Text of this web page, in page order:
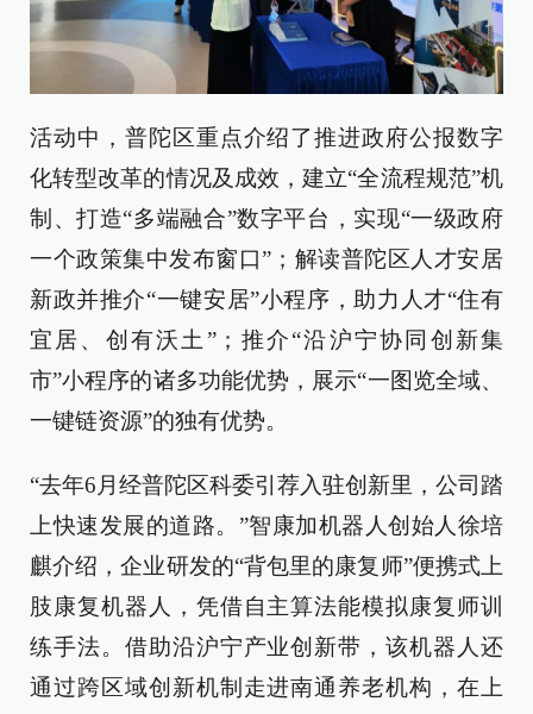
活动中，普陀区重点介绍了推进政府公报数字
化转型改革的情况及成效，建立“全流程规范”机
制、打造“多端融合”数字平台，实现“一级政府
一个政策集中发布窗口”；解读普陀区人才安居
新政并推介“一键安居”小程序，助力人才“住有
宜居、创有沃土”；推介“沿沪宁协同创新集
市”小程序的诸多功能优势，展示“一图览全域、
一键链资源”的独有优势。
“去年6月经普陀区科委引荐入驻创新里，公司踏
上快速发展的道路。”智康加机器人创始人徐培
麒介绍，企业研发的“背包里的康复师”便携式上
肢康复机器人，凭借自主算法能模拟康复师训
练手法。借助沿沪宁产业创新带，该机器人还
通过跨区域创新机制走进南通养老机构，在上